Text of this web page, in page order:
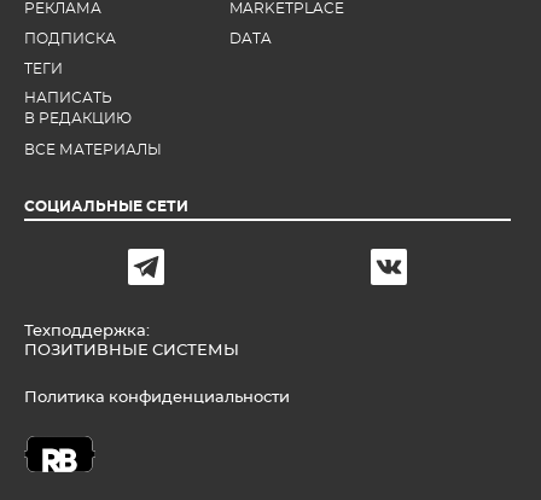
РЕКЛАМА
ПОДПИСКА
ТЕГИ
НАПИСАТЬ
В РЕДАКЦИЮ
ВСЕ МАТЕРИАЛЫ
MARKETPLACE
DATA
СОЦИАЛЬНЫЕ СЕТИ
Техподдержка:
ПОЗИТИВНЫЕ СИСТЕМЫ
Политика конфиденциальности